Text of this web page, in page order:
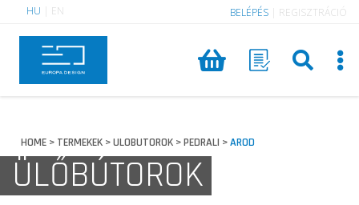
HU EN BELÉPÉS REGISZTRÁCIÓ
HOME > TERMEKEK >ULOBUTOROK >PEDRALI >AROD
ÜLŐBÚTOROK